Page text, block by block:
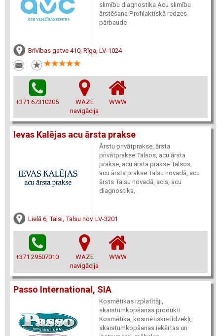
slimību diagnostika Acu slimību
ārstēšana Profilaktiskā redzes
pārbaude
Brīvības gatve 410, Rīga, LV-1024
+371 67310205
WAZE
navigācija
WWW
Ievas Kalējas acu ārsta prakse
Ārstu privātprakse, ārsta
privātprakse Talsos, acu ārsta
prakse, acu ārsta prakse Talsos,
acu ārsta prakse Talsu novadā, acu
ārsts Talsu novadā, acis, acu
diagnostika,
Lielā 6, Talsi, Talsu nov. LV-3201
+371 29507010
WAZE
navigācija
WWW
Passo International, SIA
Kosmētikas izplatītāji,
skaistumkopšanas produkti.
Kosmētika, kosmētiskie līdzekļi,
skaistumkopšanas iekārtas un